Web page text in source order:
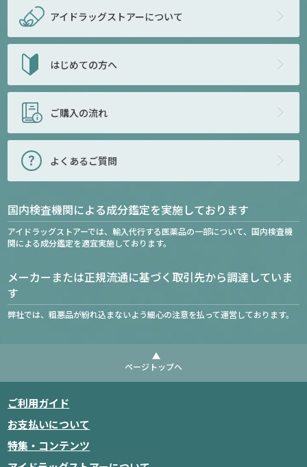
アイドラッグストアーについて
はじめての方へ
ご購入の流れ
よくあるご質問
国内検査機関による成分鑑定を実施しております
アイドラッグストアーでは、輸入代行する医薬品の一部について、国内検査機
関による成分鑑定を適宜実施しております。
メーカーまたは正規流通に基づく取引先から調達していま
す
弊社では、粗悪品が紛れ込まないよう細心の注意を払って運営しております。
ページトップへ
ご利用ガイド
お支払いについて
特集・コンテンツ